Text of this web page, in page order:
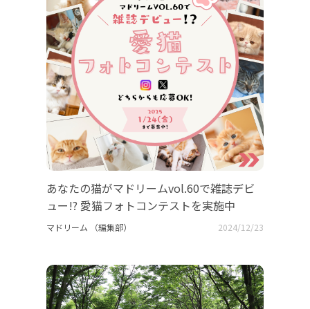
あなたの猫がマドリームvol.60で雑誌デビ
ュー!? 愛猫フォトコンテストを実施中
マドリーム （編集部） 2024/12/23